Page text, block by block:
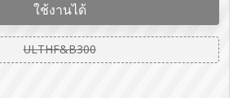
ใช้งานได้
ULTHF&B300